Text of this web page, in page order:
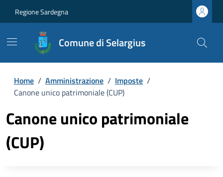
Regione Sardegna
Comune di Selargius
Home / Amministrazione / Imposte /
Canone unico patrimoniale (CUP)
Canone unico patrimoniale
(CUP)